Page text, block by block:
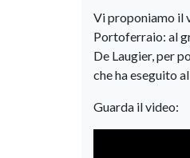
Vi proponiamo il
Portoferraio: al
De Laugier, per
che ha eseguito
Guarda il video: